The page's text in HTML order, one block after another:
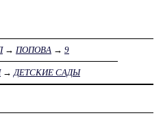
→ ПОПОВА → 9
→ДЕТСКИЕ САДЫ